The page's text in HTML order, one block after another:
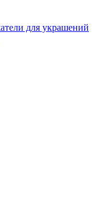
для украшений